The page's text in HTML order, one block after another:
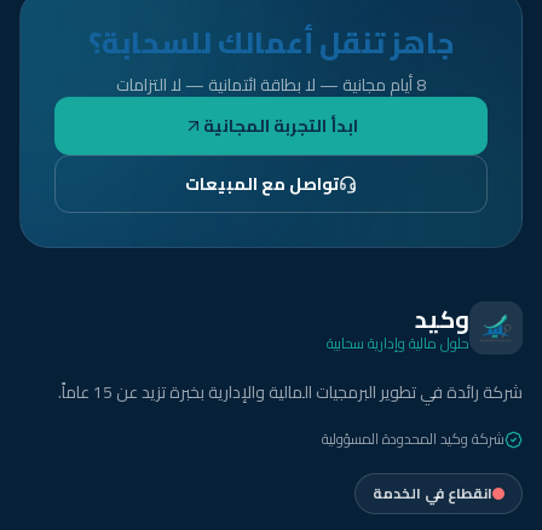
جاهز تنقل أعمالك للسحابة؟
8 أيام مجانية — لا بطاقة ائتمانية — لا التزامات
ابدأ التجربة المجانية
تواصل مع المبيعات
وكيد
حلول مالية وإدارية سحابية
شركة رائدة في تطوير البرمجيات المالية والإدارية بخبرة تزيد عن 15 عاماً.
شركة وكيد المحدودة المسؤولية
انقطاع في الخدمة